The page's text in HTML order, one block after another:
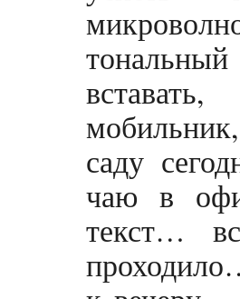
саду
чаю в
текст…